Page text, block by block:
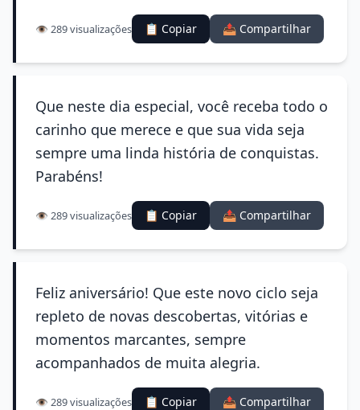
👁️ 289 visualizações 📋 Copiar 📤 Compartilhar
Que neste dia especial, você receba todo o
carinho que merece e que sua vida seja
sempre uma linda história de conquistas.
Parabéns!
👁️ 289 visualizações 📋 Copiar 📤 Compartilhar
Feliz aniversário! Que este novo ciclo seja
repleto de novas descobertas, vitórias e
momentos marcantes, sempre
acompanhados de muita alegria.
👁️ 289 visualizações 📋 Copiar 📤 Compartilhar